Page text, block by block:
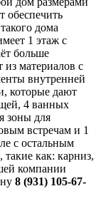
обеспечить
дома
1 этаж с
больше
из материалов с
внутренней
которые дают
4 ванных
зоны для
встречам и 1
с остальным
как: карниз,
компании
8 (931) 105-67-